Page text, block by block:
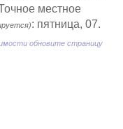
местное
: пятница, 07.
обновите страницу